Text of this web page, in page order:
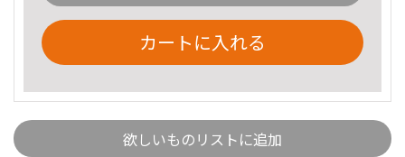
カートに入れる
欲しいものリストに追加